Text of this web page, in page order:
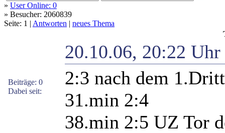
» User Online: 0
» Besucher: 2060839
Seite: 1 | Antworten | neues Thema
Beiträge: 0
Dabei seit:
20.10.06, 20:22 Uhr
2:3 nach dem
31.min 2:4
38.min 2:5 UZ Tor